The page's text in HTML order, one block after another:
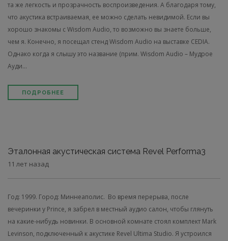
та же легкость и прозрачность воспроизведе­ния. А благодаря тому,
что акустика встраиваемая, ее можно сделать невидимой. Если вы
хорошо знакомы с Wisdom Audio, то возможно вы знаете больше,
чем я. Конечно, я посе­щал стенд Wisdom Audio на выставке CEDIA.
Однако когда я слышу это название (прим. Wisdom Audio – Мудрое
Ауди...
ПОДРОБНЕЕ
Эталонная акустическая система Revel Performa3
11 лет назад
Год: 1999. Город: Миннеаполис. Во время перерыва, после
вечеринки у Prince, я забрел в мест­ный аудио салон, чтобы глянуть
на какие-нибудь новинки. В основной комнате стоял комплект Mark
Levinson, подключенный к акустике Revel Ultima Studio. Я устроился